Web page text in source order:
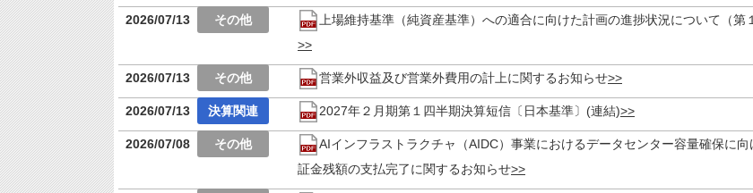
2026/07/13 上場維持基準（純資産基準）への適合に向けた計画の進捗状況について（第
2026/07/13 営業外収益及び営業外費用の計上に関するお知らせ
2026/07/13 2027年２月期第１四半期決算短信〔日本基準〕(連結)
2026/07/08
AIインフラストラクチャ（AIDC）事業におけるデータセンター容量確保に向
証金残額の支払完了に関するお知らせ